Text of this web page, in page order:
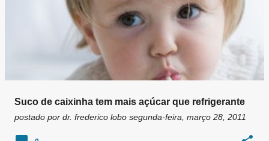
Suco de caixinha tem mais açúcar que refrigerante
postado por dr. frederico lobo segunda-feira, março 28, 2011